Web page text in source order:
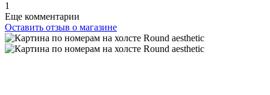
1
Еще комментарии
Оставить отзыв о магазине